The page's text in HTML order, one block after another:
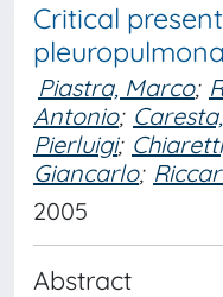
Critical
Piastra, Marco;
Antonio;
Pierluigi;
Giancarlo;
2005
Abstract